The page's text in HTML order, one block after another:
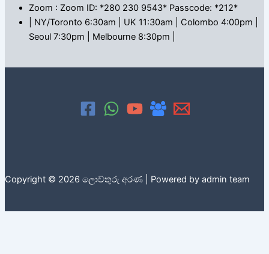
Zoom : Zoom ID: *280 230 9543* Passcode: *212*
| NY/Toronto 6:30am | UK 11:30am | Colombo 4:00pm |
Seoul 7:30pm | Melbourne 8:30pm |
Copyright © 2026 ලොව්තුරු අරණ | Powered by admin team